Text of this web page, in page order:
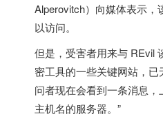
Alperovitch）向媒体表示，
以访问。
但是，受害者用来与 REvil
密工具的一些关键网站，
问者现在会看到一条消息，
主机名的服务器。”